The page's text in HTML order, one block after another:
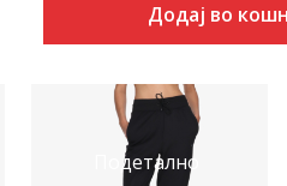
Додај во
Подетално